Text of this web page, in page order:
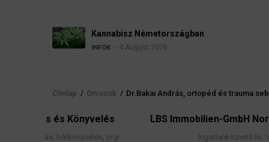
Névadási
Morzsa
Címlap / Orvosok / Dr.Bakai András, ortopéd és trauma
LBS Immobilien-GmbH NordWest
Ingatlanközvetítés, lakáscélú finanszírozási